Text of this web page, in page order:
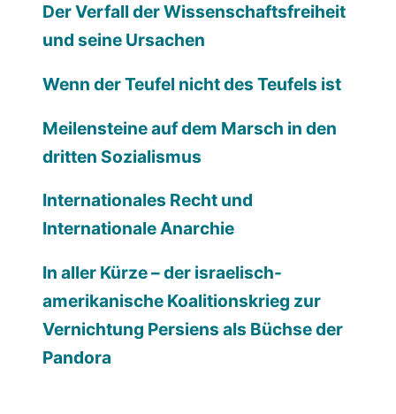
Der Verfall der Wissenschaftsfreiheit
und seine Ursachen
Wenn der Teufel nicht des Teufels ist
Meilensteine auf dem Marsch in den
dritten Sozialismus
Internationales Recht und
Internationale Anarchie
In aller Kürze – der israelisch-
amerikanische Koalitionskrieg zur
Vernichtung Persiens als Büchse der
Pandora